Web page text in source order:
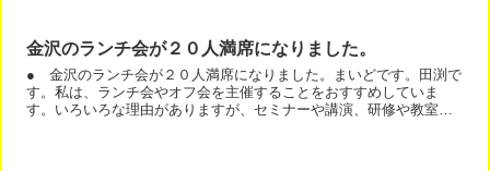
金沢のランチ会が２０人満席になりました。
● 金沢のランチ会が２０人満席になりました。まいどです。田渕で
す。私は、ランチ会やオフ会を主催することをおすすめしていま
す。いろいろな理由がありますが、セミナーや講演、研修や教室な